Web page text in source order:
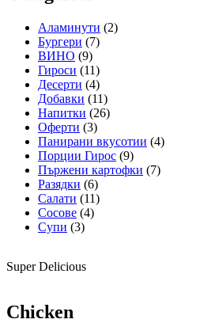
Аламинути (2)
Бургери (7)
ВИНО (9)
Гироси (11)
Десерти (4)
Добавки (11)
Напитки (26)
Оферти (3)
Панирани вкусотии (4)
Порции Гирос (9)
Пържени картофки (7)
Разядки (6)
Салати (11)
Сосове (4)
Супи (3)
Super Delicious
Chicken